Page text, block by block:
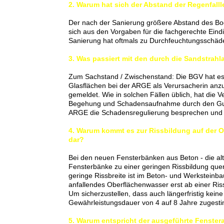
2. Warum hat sich der Abstand der Regenfall
Der nach der Sanierung größere Abstand des
sich aus den Vorgaben für die fachgerechte
Sanierung hat oftmals zu
3. Was passiert mit den durch die
Zum Sachstand / Zwischenstand: Die BGV hat
Glasflächen bei der ARGE als Verursacherin
gemeldet. Wie in solchen Fällen üblich, hat die
Begehung und Schadensaufnahme durch den
ARGE die Schadensregulierung besprechen
4. Warum kommt es zur Rissbildung auf der
dar?
Bei den neuen Fensterbänken aus Beton - die
Fensterbänke zu einer geringen Rissbildung
geringe Rissbreite ist im Beton- und
anfallendes Oberflächenwasser erst ab einer
Um sicherzustellen, dass auch längerfristig
Gewährleistungsdauer von 4 auf 8 Jahre
5. Warum entspricht der ausgeführte